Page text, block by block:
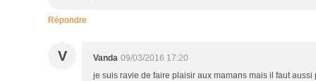
Répondre
V Vanda 09/03/2016 17:20
je suis ravie de faire plaisir aux mamans mais il faut aussi